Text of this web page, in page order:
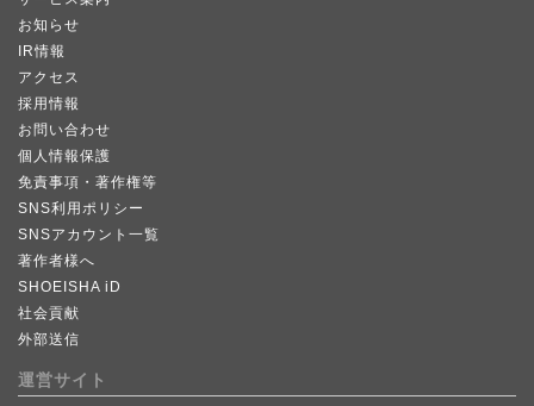
お知らせ
IR情報
アクセス
採用情報
お問い合わせ
個人情報保護
免責事項・著作権等
SNS利用ポリシー
SNSアカウント一覧
著作者様へ
SHOEISHA iD
社会貢献
外部送信
運営サイト